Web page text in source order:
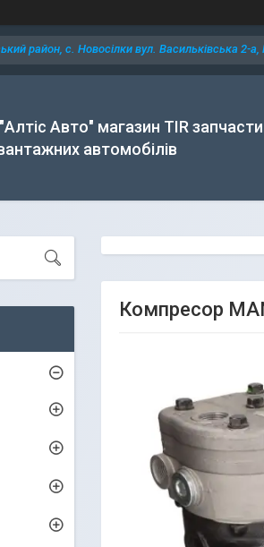
район, с. Новосілки вул. Васильківська 2-а,
Авто" магазин TIR
автомобілів
Компресор